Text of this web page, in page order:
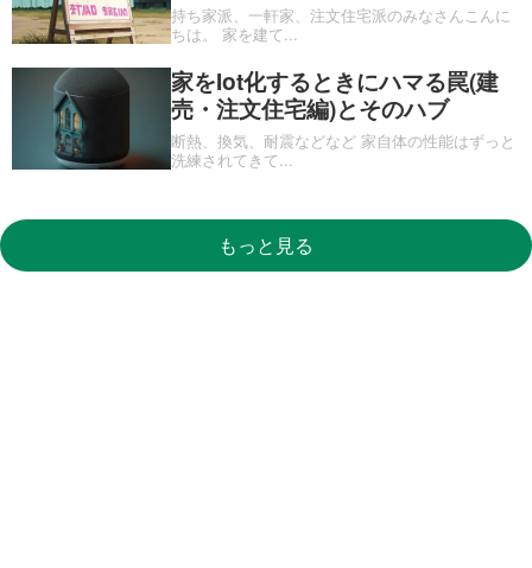
持ち家派、一軒家、注文住宅派のみなさんこんに
ちは。 家を建て
家をIot化するときにハマる罠(建
売・注文住宅編)とそのハブ
断熱、換気、耐震などなど 家自体の性能はずっと
洗練されてきて
もっと見る